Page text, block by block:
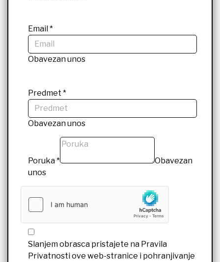
Email*
Obavezan unos
Predmet *
Obavezan unos
Poruka*
Obavezan
unos
Slanjem obrasca pristajete na Pravila
Privatnosti ove web-stranice i pohranjivanje